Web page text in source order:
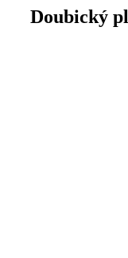
Doubický